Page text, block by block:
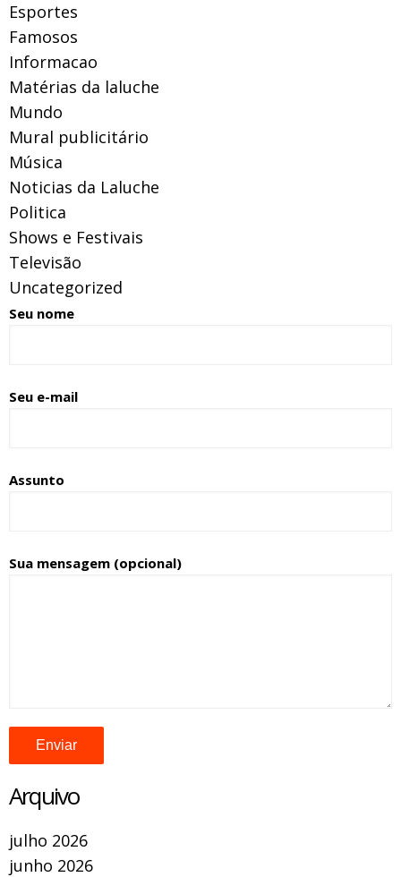
Esportes
Famosos
Informacao
Matérias da laluche
Mundo
Mural publicitário
Música
Noticias da Laluche
Politica
Shows e Festivais
Televisão
Uncategorized
Seu nome
Seu e-mail
Assunto
Sua mensagem (opcional)
Arquivo
julho 2026
junho 2026